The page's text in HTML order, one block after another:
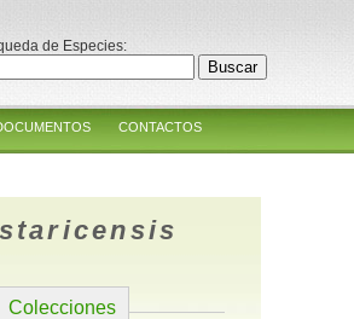
de Especies:
CONTACTOS
Colecciones